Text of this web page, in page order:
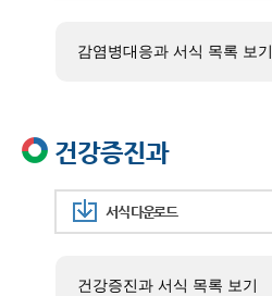
감염병대응과 서식 목록 보기
건강증진과
서식 다운로드
건강증진과 서식 목록 보기